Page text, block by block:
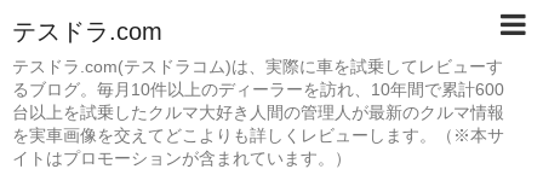
テスドラ.com
テスドラ.com(テスドラコム)は、実際に車を試乗してレビューす
るブログ。毎月10件以上のディーラーを訪れ、10年間で累計600
台以上を試乗したクルマ大好き人間の管理人が最新のクルマ情報
を実車画像を交えてどこよりも詳しくレビューします。（※本サ
イトはプロモーションが含まれています。）